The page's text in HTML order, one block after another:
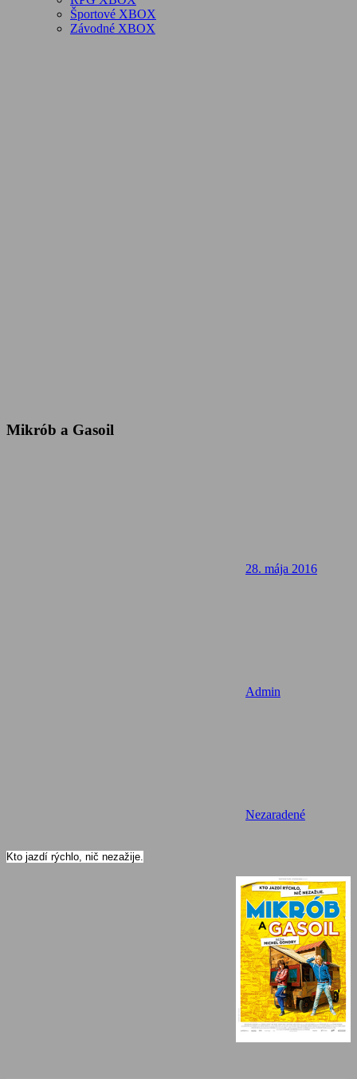
Športové XBOX
Závodné XBOX
Mikrób a Gasoil
28. mája 2016
Admin
Nezaradené
Kto jazdí rýchlo, nič nezažije.